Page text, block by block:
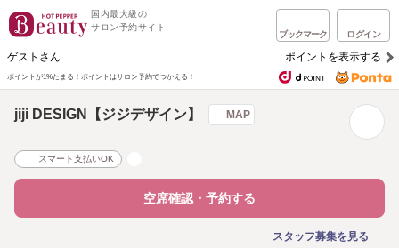
国内最大級の
サロン予約サイト
ブックマーク ログイン
ゲストさん ポイントを表示する
ポイントが1%たまる！ ポイントはサロン予約でつかえる！
jiji DESIGN【ジジデザイン】 MAP
スマート支払いOK
空席確認・予約する
スタッフ募集を見る